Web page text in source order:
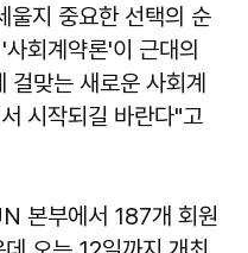
울지 중요한 선택의 순
회계약론'이 근대의
맞는 새로운 사회계
시작되길 바란다"고
본부에서 187개 회원